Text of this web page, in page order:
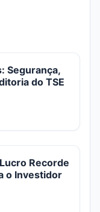
Segurança,
do TSE
Recorde
o Investidor